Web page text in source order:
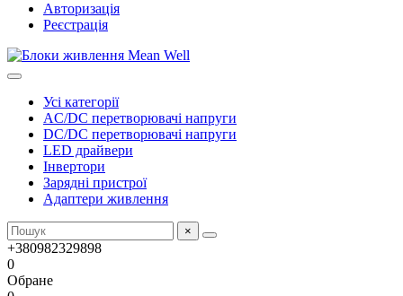
Авторизація
Реєстрація
Усі категорії
AC/DC перетворювачі напруги
DC/DC перетворювачі напруги
LED драйвери
Інвертори
Зарядні пристрої
Адаптери живлення
×
+380982329898
0
Обране